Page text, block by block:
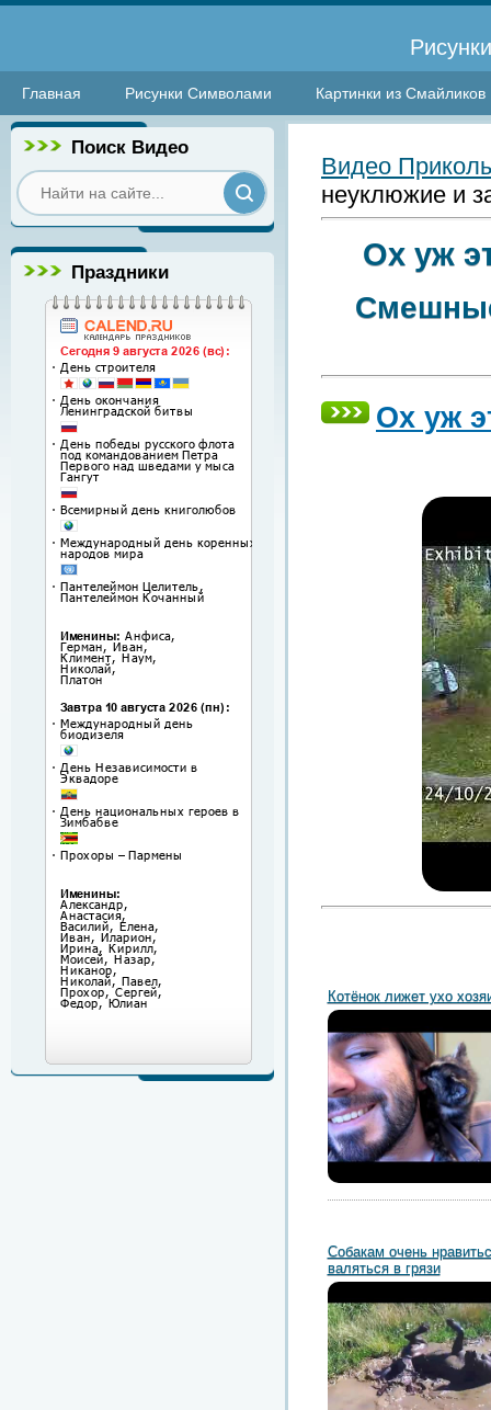
Главная Рисунки Символами Картинки из Смайликов
Поиск Видео
Праздники
Видео
неуклюжие и
Ох уж
Ох уж
Котёнок лижет ухо
Собакам очень
валяться в грязи